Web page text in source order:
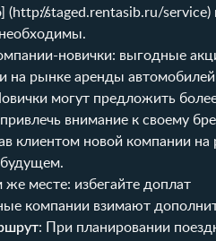
(http://staged.rentasib.ru/service)
новички: выгодные
на рынке аренды
могут предложить
внимание к своему
клиентом новой компании
же месте: избегайте доплат
компании взимают
: При планировании